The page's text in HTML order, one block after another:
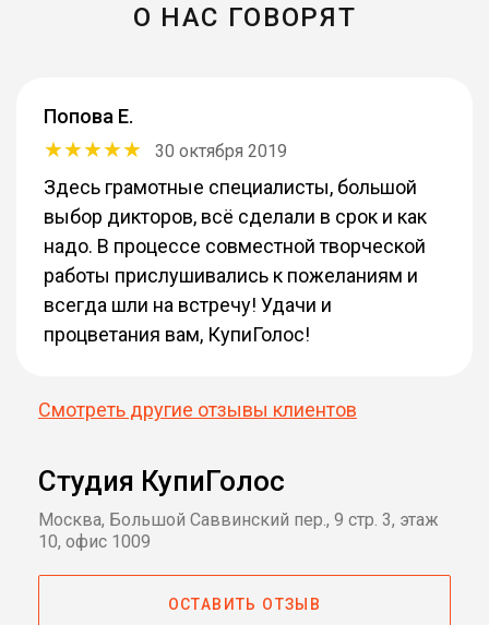
О НАС ГОВОРЯТ
Попова Е.
30 октября 2019
Здесь грамотные специалисты, большой
выбор дикторов, всё сделали в срок и как
надо. В процессе совместной творческой
работы прислушивались к пожеланиям и
всегда шли на встречу! Удачи и
процветания вам, КупиГолос!
Смотреть другие отзывы клиентов
Студия КупиГолос
Москва, Большой Саввинский пер., 9 стр. 3, этаж
10, офис 1009
ОСТАВИТЬ ОТЗЫВ